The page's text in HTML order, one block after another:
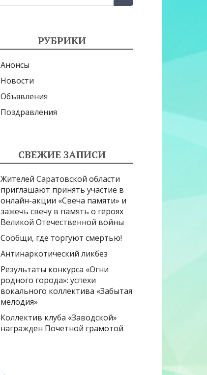
РУБРИКИ
Анонсы
Новости
Объявления
Поздравления
СВЕЖИЕ ЗАПИСИ
Жителей Саратовской области
приглашают принять участие в
онлайн-акции «Свеча памяти» и
зажечь свечу в память о героях
Великой Отечественной войны
Сообщи, где торгуют смертью!
Антинаркотический ликбез
Результаты конкурса «Огни
родного города»: успехи
вокального коллектива «Забытая
мелодия»
Коллектив клуба «Заводской»
награжден Почетной грамотой